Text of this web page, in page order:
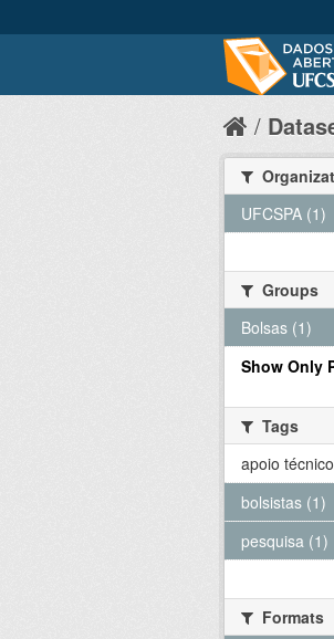
UFCSPA (1)
Groups
Bolsas (1)
Show Only
Tags
apoio
bolsistas (1)
pesquisa (1)
Formats